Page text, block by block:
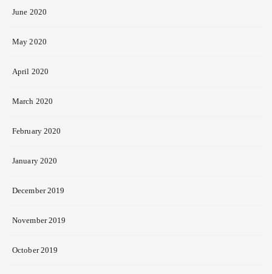
June 2020
May 2020
April 2020
March 2020
February 2020
January 2020
December 2019
November 2019
October 2019